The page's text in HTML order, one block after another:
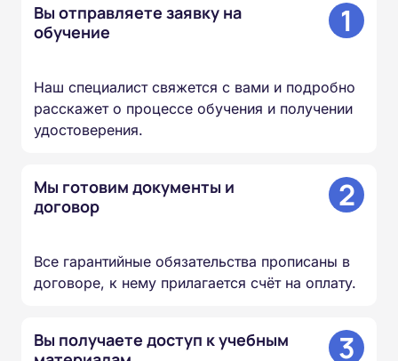
Вы отправляете заявку на
обучение
1
Наш специалист свяжется с вами и подробно
расскажет о процессе обучения и получении
удостоверения.
Мы готовим документы и
договор
2
Все гарантийные обязательства прописаны в
договоре, к нему прилагается счёт на оплату.
Вы получаете доступ к учебным
3